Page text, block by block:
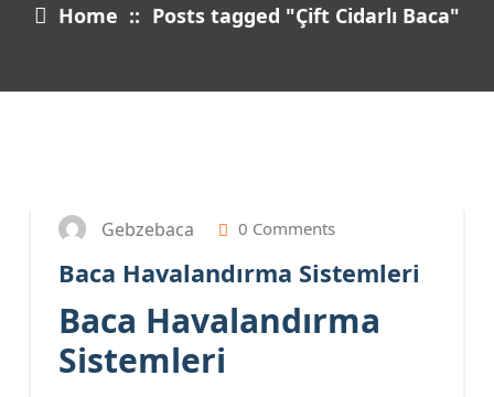
Home :: Posts tagged "Çift Cidarlı Baca"
Gebzebaca 0 Comments
Baca Havalandırma Sistemleri
Baca Havalandırma
Sistemleri